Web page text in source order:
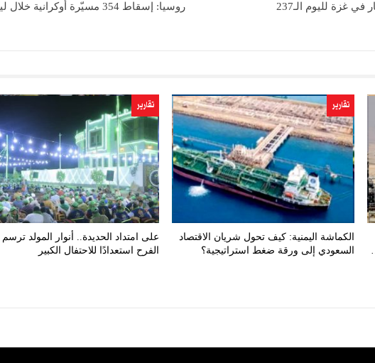
العدو الصهيوني يواصل خرق وقف إطلاق النار في غزة لليوم الـ237
روسيا: إسقاط 354 مسيّرة أوكرانية خلال ليلة واحدة
تقارير
الكماشة اليمنية: كيف تحول شريان الاقتصاد
السعودي إلى ورقة ضغط استراتيجية؟
تقارير
على امتداد الحديدة.. أنوار المولد
الفرح استعدادًا للاحتفال الكبير